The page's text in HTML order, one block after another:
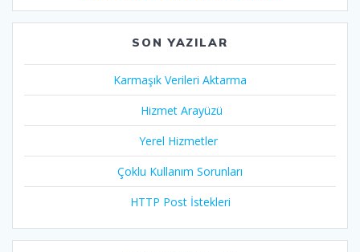
SON YAZILAR
Karmaşık Verileri Aktarma
Hizmet Arayüzü
Yerel Hizmetler
Çoklu Kullanım Sorunları
HTTP Post İstekleri